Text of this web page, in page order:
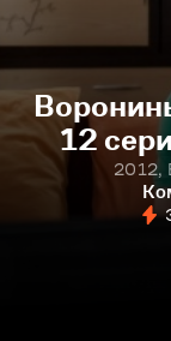
12
2012,